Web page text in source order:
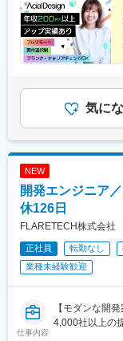
駅、秋田駅、横
駅、山形駅、鶴
駅、寒河江駅、
浦駅、古河駅、
守谷駅、水海
駅、前橋駅、
駅、川口駅、
駅、熊谷駅、
都)、池袋駅、
野駅、小平駅、
ー駅、青梅駅、
駅、玉川上水
五井駅、千葉
浦安駅(千葉県)
鎌ケ谷駅、印西
川県)、本厚木
駅、逗子駅、三
みます、超過分
間の条件に変更
「単価は上が
ません。単価が
ります！＜月
月給43万円(諸
エンジニア：
→前職から33万
ンジニア経験5
ニア経験3年目
気に
NEW
開発エンジニア
休126日
FLARETECH株式会社
正社員 転勤なし
業種未経験歓迎
仕事内容
【モダンな開
4,000社以上の